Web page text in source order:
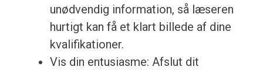
unødvendig information, så læseren
hurtigt kan få et klart billede af dine
kvalifikationer.
Vis din entusiasme: Afslut dit